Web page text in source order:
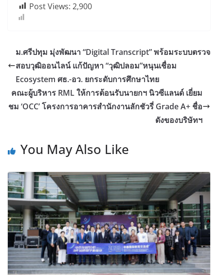
Post Views: 2,900
ม.ศรีปทุม มุ่งพัฒนา “Digital Transcript” พร้อมระบบตรวจ
สอบวุฒิออนไลน์ แก้ปัญหา “วุฒิปลอม”หนุนเชื่อม
Ecosystem ศธ.-อว. ยกระดับการศึกษาไทย
คณะผู้บริหาร RML ให้การต้อนรับนายกฯ นิวซีแลนด์ เยี่ยม
ชม ‘OCC’ โครงการอาคารสำนักงานลักชัวรี่ Grade A+ ชื่อ
ดังของบริษัทฯ
You May Also Like